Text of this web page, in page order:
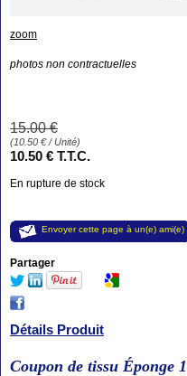
zoom
photos non contractuelles
15.00 €
(10.50 €/ Unité)
10.50 € T.T.C.
En rupture de stock
Envoyer cette page à un(e) ami(e)
Partager
Détails Produit
Coupon de tissu Éponge